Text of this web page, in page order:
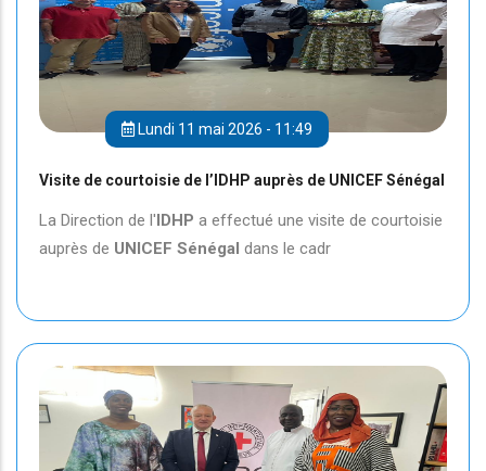
Lundi 11 mai 2026 - 11:49
Visite de courtoisie de l’IDHP auprès de UNICEF Sénégal
La Direction de l'IDHP a effectué une visite de courtoisie
auprès de UNICEF Sénégal dans le cadr